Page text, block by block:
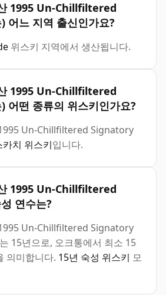
1995 Un-Chillfiltered
어느 지역 출신인가요?
위스키 지역에서 생산됩니다.
1995 Un-Chillfiltered
떤 종류의 위스키인가요?
Un-Chillfiltered Signatory
치 위스키입니다.
1995 Un-Chillfiltered
연수는?
Un-Chillfiltered Signatory
15년으로, 오크통에서 최소 15
의미합니다. 15년 숙성 위스키 모